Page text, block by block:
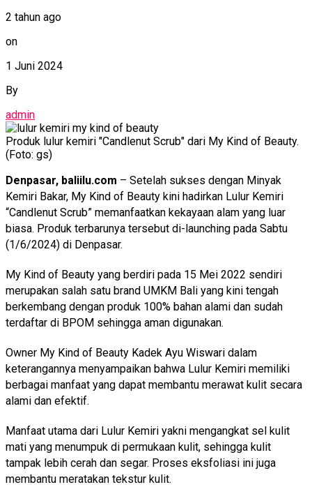
2 tahun ago
on
1 Juni 2024
By
admin
Produk lulur kemiri "Candlenut Scrub" dari My Kind of Beauty.
(Foto: gs)
Denpasar, baliilu.com – Setelah sukses dengan Minyak
Kemiri Bakar, My Kind of Beauty kini hadirkan Lulur Kemiri
“Candlenut Scrub” memanfaatkan kekayaan alam yang luar
biasa. Produk terbarunya tersebut di-launching pada Sabtu
(1/6/2024) di Denpasar.
My Kind of Beauty yang berdiri pada 15 Mei 2022 sendiri
merupakan salah satu brand UMKM Bali yang kini tengah
berkembang dengan produk 100% bahan alami dan sudah
terdaftar di BPOM sehingga aman digunakan.
Owner My Kind of Beauty Kadek Ayu Wiswari dalam
keterangannya menyampaikan bahwa Lulur Kemiri memiliki
berbagai manfaat yang dapat membantu merawat kulit secara
alami dan efektif.
Manfaat utama dari Lulur Kemiri yakni mengangkat sel kulit
mati yang menumpuk di permukaan kulit, sehingga kulit
tampak lebih cerah dan segar. Proses eksfoliasi ini juga
membantu meratakan tekstur kulit.